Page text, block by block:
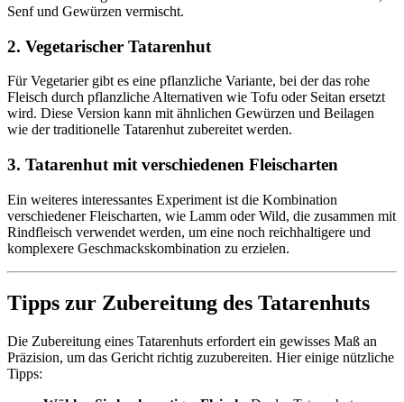
Senf und Gewürzen vermischt.
2. Vegetarischer Tatarenhut
Für Vegetarier gibt es eine pflanzliche Variante, bei der das rohe
Fleisch durch pflanzliche Alternativen wie Tofu oder Seitan ersetzt
wird. Diese Version kann mit ähnlichen Gewürzen und Beilagen
wie der traditionelle Tatarenhut zubereitet werden.
3. Tatarenhut mit verschiedenen Fleischarten
Ein weiteres interessantes Experiment ist die Kombination
verschiedener Fleischarten, wie Lamm oder Wild, die zusammen mit
Rindfleisch verwendet werden, um eine noch reichhaltigere und
komplexere Geschmackskombination zu erzielen.
Tipps zur Zubereitung des Tatarenhuts
Die Zubereitung eines Tatarenhuts erfordert ein gewisses Maß an
Präzision, um das Gericht richtig zuzubereiten. Hier einige nützliche
Tipps: